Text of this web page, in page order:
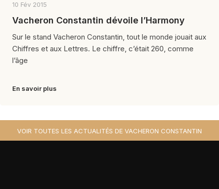
10 Fév 2015
Vacheron Constantin dévoile l’Harmony
Sur le stand Vacheron Constantin, tout le monde jouait aux
Chiffres et aux Lettres. Le chiffre, c’était 260, comme
l’âge
En savoir plus
VOIR TOUTES LES ACTUALITÉS DE VACHERON CONSTANTIN